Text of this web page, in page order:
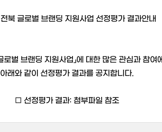
북 글로벌 브랜딩 지원사업 선정평가 결과안내
벌 브랜딩 지원사업」에 대한 많은 관심과 참여
아래와 같이 선정평가 결과를 공지합니다.
□ 선정평가 결과: 첨부파일 참조